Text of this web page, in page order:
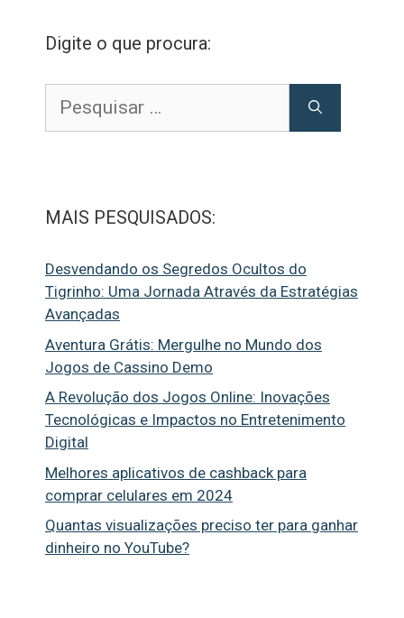
Digite o que procura:
por:
MAIS PESQUISADOS:
Desvendando os Segredos Ocultos do
Tigrinho: Uma Jornada Através da Estratégias
Avançadas
Aventura Grátis: Mergulhe no Mundo dos
Jogos de Cassino Demo
A Revolução dos Jogos Online: Inovações
Tecnológicas e Impactos no Entretenimento
Digital
Melhores aplicativos de cashback para
comprar celulares em 2024
Quantas visualizações preciso ter para ganhar
dinheiro no YouTube?